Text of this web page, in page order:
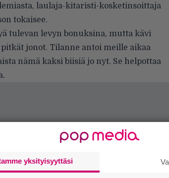
laulaja-kitaristi-kosketinsoittaja
tokaisee.
tulevan levyn bonuksina, mutta kävi
jonot. Tilanne antoi meille aikaa
nämä kaksi biisiä jo nyt. Se helpottaa
yksityisyyttäsi